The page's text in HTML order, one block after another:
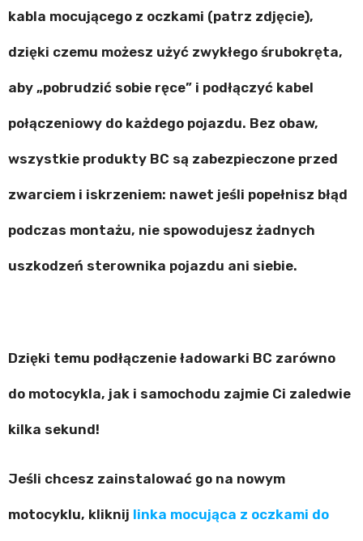
kabla mocującego z oczkami (patrz zdjęcie),
dzięki czemu możesz użyć zwykłego śrubokręta,
aby „pobrudzić sobie ręce” i podłączyć kabel
połączeniowy do każdego pojazdu. Bez obaw,
wszystkie produkty BC są zabezpieczone przed
zwarciem i iskrzeniem: nawet jeśli popełnisz błąd
podczas montażu, nie spowodujesz żadnych
uszkodzeń sterownika pojazdu ani siebie.
Dzięki temu podłączenie ładowarki BC zarówno
do motocykla, jak i samochodu zajmie Ci zaledwie
kilka sekund!
Jeśli chcesz zainstalować go na nowym
motocyklu, kliknij linka mocująca z oczkami do